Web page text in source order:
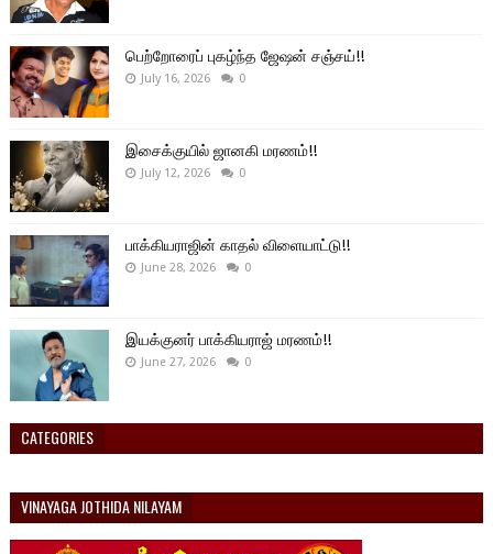
பெற்றோரைப் புகழ்ந்த ஜேஷன் சஞ்சய்!!
July 16, 2026 0
இசைக்குயில் ஜானகி மரணம்!!
July 12, 2026 0
பாக்கியராஜின் காதல் விளையாட்டு!!
June 28, 2026 0
இயக்குனர் பாக்கியராஜ் மரணம்!!
June 27, 2026 0
CATEGORIES
VINAYAGA JOTHIDA NILAYAM